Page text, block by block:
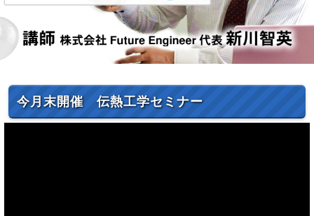
今月末開催 伝熱工学セミナー